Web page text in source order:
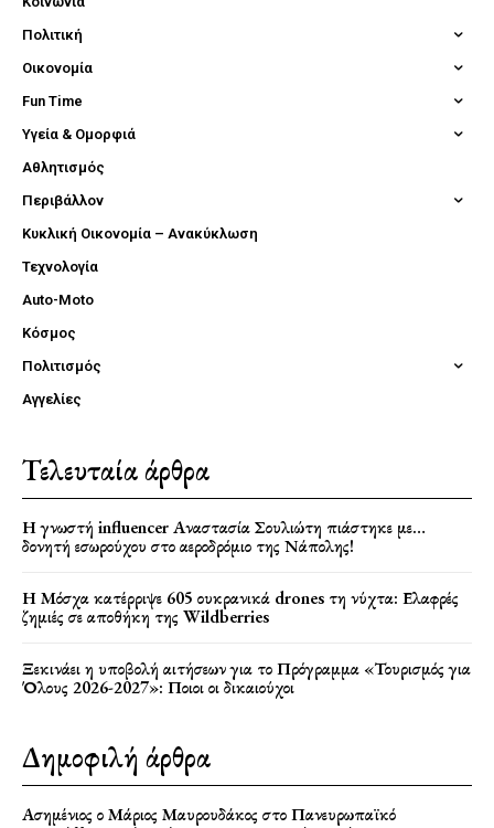
Πολιτική
Οικονομία
Fun Time
Υγεία & Ομορφιά
Αθλητισμός
Περιβάλλον
Κυκλική Οικονομία – Ανακύκλωση
Τεχνολογία
Auto-Moto
Κόσμος
Πολιτισμός
Αγγελίες
Τελευταία άρθρα
Η γνωστή influencer Αναστασία Σουλιώτη πιάστηκε με…
δονητή εσωρούχου στο αεροδρόμιο της Νάπολης!
Η Μόσχα κατέρριψε 605 ουκρανικά drones τη νύχτα: Ελαφρές
ζημιές σε αποθήκη της Wildberries
Ξεκινάει η υποβολή αιτήσεων για το Πρόγραμμα «Τουρισμός για
Όλους 2026-2027»: Ποιοι οι δικαιούχοι
Δημοφιλή άρθρα
Ασημένιος ο Μάριος Μαυρουδάκος στο Πανευρωπαϊκό